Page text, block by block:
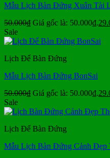
Mẫu Lịch Bàn Đứng Xuân Tài
50.000₫ Giá gốc là: 50.000₫.
Sale
Lịch Để Bàn Đứng
Mẫu Lịch Bàn Đứng BonSai
50.000₫ Giá gốc là: 50.000₫.
Sale
Lịch Để Bàn Đứng
Mẫu Lịch Bàn Đứng Cảnh Đẹp